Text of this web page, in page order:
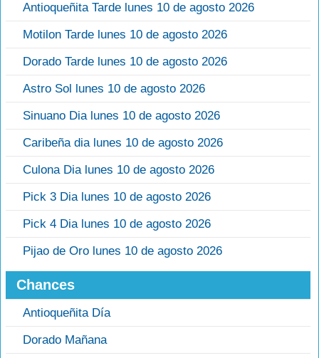
Antioqueñita Tarde lunes 10 de agosto 2026
Motilon Tarde lunes 10 de agosto 2026
Dorado Tarde lunes 10 de agosto 2026
Astro Sol lunes 10 de agosto 2026
Sinuano Dia lunes 10 de agosto 2026
Caribeña dia lunes 10 de agosto 2026
Culona Dia lunes 10 de agosto 2026
Pick 3 Dia lunes 10 de agosto 2026
Pick 4 Dia lunes 10 de agosto 2026
Pijao de Oro lunes 10 de agosto 2026
Chances
Antioqueñita Día
Dorado Mañana